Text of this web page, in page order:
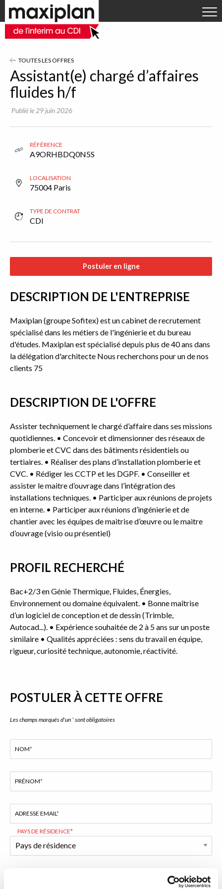
Aller directement à la navigation
Aller directement au contenu
OFFRES D'EMPLOI
DÉPOSER VOTRE CV
ACTUALITÉS
TOUTES LES OFFRES
Assistant(e) chargé d’affaires
fluides h/f
Publié le 29 juin 2026
RÉFÉRENCE
A9ORHBDQ0N5S
LOCALISATION
75004 Paris
TYPE DE CONTRAT
CDI
Postuler en ligne
DESCRIPTION DE L'ENTREPRISE
Maxiplan (groupe Sofitex) est un cabinet de recrutement
spécialisé dans les métiers de l'ingénierie et du bureau
d'études. Maxiplan est spécialisé depuis plus de 40 ans dans
la délégation d'architecte Nous recherchons pour un de nos
clients 75
DESCRIPTION DE L'OFFRE
Assister techniquement le chargé d’affaire dans ses missions
quotidiennes. • Concevoir et dimensionner des réseaux de
plomberie et CVC dans des bâtiments résidentiels ou
tertiaires. • Réaliser des plans d’installation plomberie et
CVC. • Rédiger les CCTP et les DGPF. • Conseiller et
assister le maitre d’ouvrage dans l’intégration des
installations techniques. • Participer aux réunions de projets
en interne. • Participer aux réunions d’ingénierie et de
chantier avec les équipes de maitrise d’œuvre ou le maitre
d’ouvrage (visio ou présentiel)
PROFIL RECHERCHÉ
Bac+2/3 en Génie Thermique, Fluides, Énergies,
Environnement ou domaine équivalent. • Bonne maîtrise
d’un logiciel de conception et de dessin (Trimble,
Autocad...). • Expérience souhaitée de 2 à 5 ans sur un poste
similaire • Qualités appréciées : sens du travail en équipe,
rigueur, curiosité technique, autonomie, réactivité.
POSTULER À CETTE OFFRE
Les champs marqués d'un *sont obligatoires
NOM*
PRÉNOM*
ADRESSE EMAIL*
PAYS DE RÉSIDENCE*